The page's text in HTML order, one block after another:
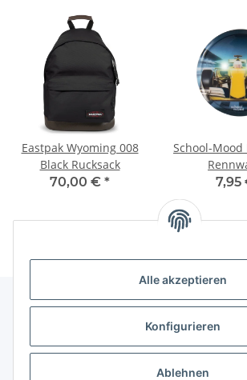
Alle akzeptieren
Konfigurieren
Ablehnen
Eastpak Wyoming 008
Black Rucksack
70,00 € *
School-Mood
7,95